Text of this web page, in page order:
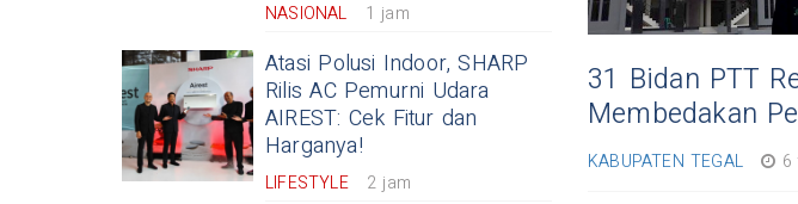
NASIONAL 1 jam
Atasi Polusi Indoor, SHARP
Rilis AC Pemurni Udara
AIREST: Cek Fitur dan
Harganya!
LIFESTYLE 2 jam
31 Bidan PTT
Membedakan
KABUPATEN TEGAL 6